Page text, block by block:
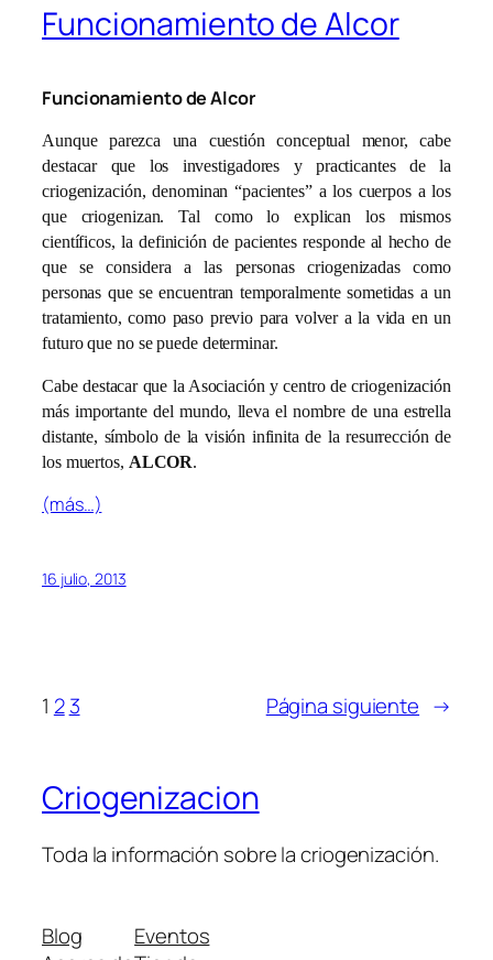
Funcionamiento de Alcor
Funcionamiento de Alcor
Aunque parezca una cuestión conceptual menor, cabe
destacar que los investigadores y practicantes de la
criogenización, denominan “pacientes” a los cuerpos a los
que criogenizan. Tal como lo explican los mismos
científicos, la definición de pacientes responde al hecho de
que se considera a las personas criogenizadas como
personas que se encuentran temporalmente sometidas a un
tratamiento, como paso previo para volver a la vida en un
futuro que no se puede determinar.
Cabe destacar que la Asociación y centro de criogenización
más importante del mundo, lleva el nombre de una estrella
distante, símbolo de la visión infinita de la resurrección de
los muertos, ALCOR.
(más…)
16 julio, 2013
1 2 3 Página siguiente →
Criogenizacion
Toda la información sobre la criogenización.
Blog
Eventos